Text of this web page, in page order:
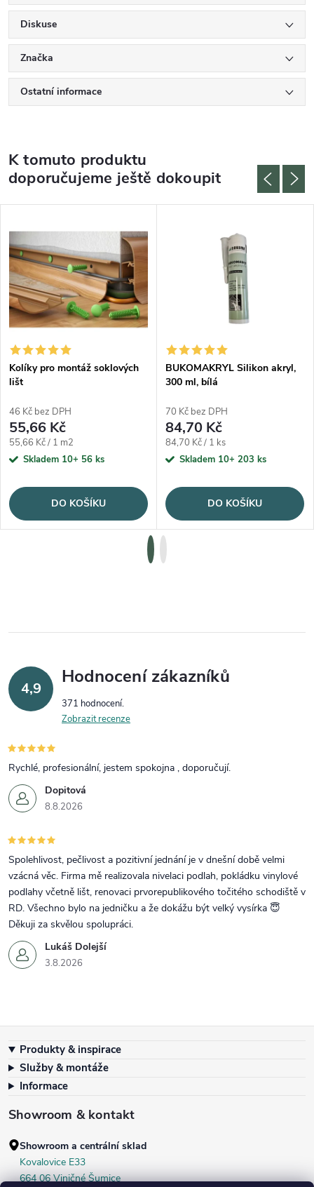
Diskuse
Značka
Ostatní informace
K tomuto produktu
doporučujeme ještě dokoupit
Kolíky pro montáž soklových
lišt
46 Kč bez DPH
55,66 Kč
Měrná cena:
55,66 Kč / 1 m2
Skladem 10+ 56 ks
DO KOŠÍKU
BUKOMAKRYL Silikon akryl,
300 ml, bílá
70 Kč bez DPH
84,70 Kč
Měrná cena:
84,70 Kč / 1 ks
Skladem 10+ 203 ks
DO KOŠÍKU
4,9
Hodnocení zákazníků
371 hodnocení
Zobrazit recenze
Dopitová
8.8.2026
Rychlé, profesionální, jestem spokojna , doporučují.
Lukáš Dolejší
3.8.2026
Spolehlivost, pečlivost a pozitivní jednání je v dnešní době velmi
vzácná věc. Firma mě realizovala nivelaci podlah, pokládku vinylové
podlahy včetně lišt, renovaci prvorepublikového točitého schodiště v
RD. Všechno bylo na jedničku a že dokážu být velký vysírka 😇
Děkuji za skvělou spolupráci.
Produkty & inspirace
Služby & montáže
Informace
Showroom & kontakt
Showroom a centrální sklad
Kovalovice E33
664 06 Viničné Šumice